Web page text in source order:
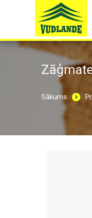
Sākums